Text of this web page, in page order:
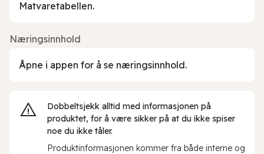
Matvaretabellen.
Næringsinnhold
Åpne i appen for å se næringsinnhold.
Dobbeltsjekk alltid med informasjonen på
produktet, for å være sikker på at du ikke spiser
noe du ikke tåler.
Produktinformasjonen kommer fra både interne og